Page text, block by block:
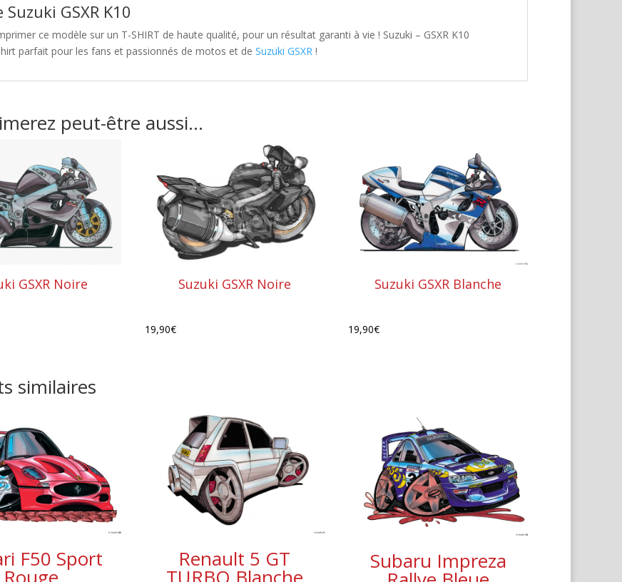
GSXR K10
ce modèle sur un T-SHIRT de haute qualité, pour un résultat garanti à vie ! Suzuki – GSXR K10
parfait pour les fans et passionnés de motos et de Suzuki GSXR!
peut-être aussi…
GSXR Noire Suzuki GSXR Noire
19,90€
Suzuki GSXR Blanche
19,90€
similaires
F50 Sport
Rouge
Renault 5 GT
TURBO Blanche
Subaru Impreza